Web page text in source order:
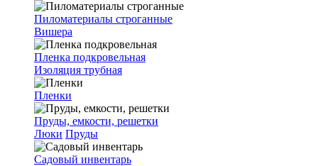
Пиломатериалы строганные
Вишера
Пленка подкровельная
Изоляция трубная
Пленки
Пруды, емкости, решетки
Люки Пруды
Садовый инвентарь